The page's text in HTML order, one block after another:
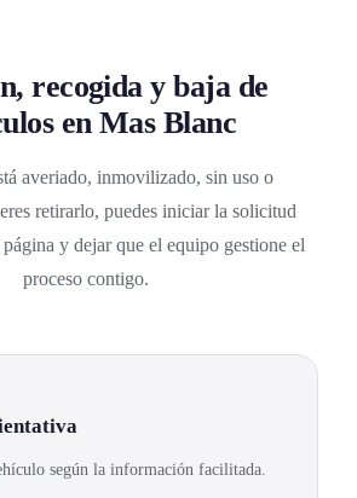
recogida y baja de
en Mas Blanc
averiado, inmovilizado, sin uso o
retirarlo, puedes iniciar la solicitud
página y dejar que el equipo gestione el
proceso contigo.
según la información facilitada.